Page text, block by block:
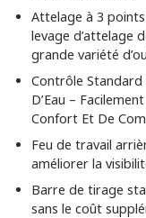
Attelage à 3
levage d’attelage
grande variété
Contrôle
D’Eau –
Confort Et De
Feu de travail
améliorer la
Barre de tirage
sans le coût